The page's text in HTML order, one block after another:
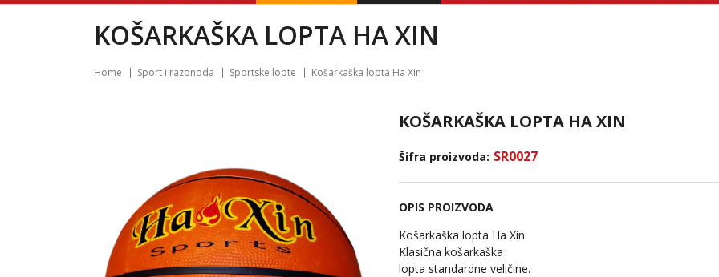
KOŠARKAŠKA LOPTA HA XIN
Home Sport i razonoda Sportske lopte Košarkaška lopta Ha Xin
KOŠARKAŠKA LOPTA HA XIN
Šifra proizvoda: SR0027
OPIS PROIZVODA
Košarkaška lopta Ha Xin
Klasična košarkaška
lopta standardne veličine.